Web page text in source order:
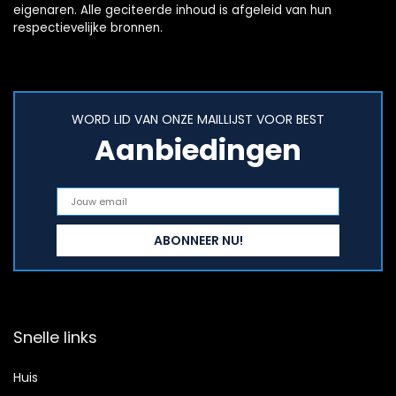
eigenaren. Alle geciteerde inhoud is afgeleid van hun
respectievelijke bronnen.
WORD LID VAN ONZE MAILLIJST VOOR BEST
Aanbiedingen
Snelle links
Huis